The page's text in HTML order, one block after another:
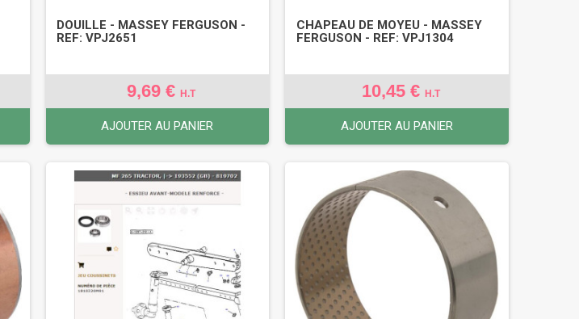
DOUILLE - MASSEY FERGUSON -
REF: VPJ2651
9,69 €H.T
AJOUTER AU PANIER
CHAPEAU DE MOYEU - MASSEY
FERGUSON - REF: VPJ1304
10,45 €H.T
AJOUTER AU PANIER